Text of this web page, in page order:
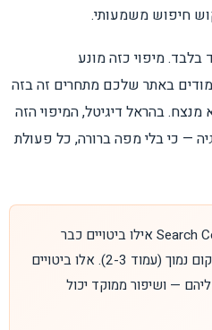
חיפוש משמעותי.
מיפוי כזה מונע
באתר שלכם מתחרים זה בזה
בהראל דיגיטל, המיפוי הזה
— כי בלי מפה ברורה, כל פעולת
בדקו ב-Search Console אילו ביטויים כבר
מביאים לכם חשיפות אבל מיקום נמוך (עמוד 2-3). אלו ביטויים
— ושיפור ממוקד יכול